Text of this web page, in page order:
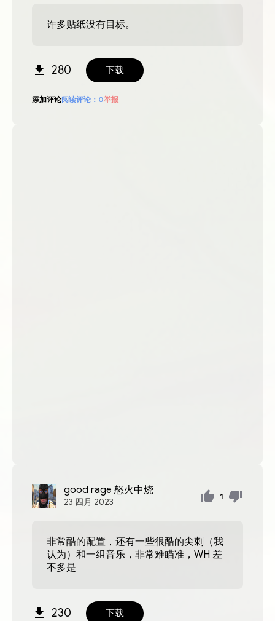
许多贴纸没有目标。
280 下载
添加评论阅读评论： 0举报
good rage 怒火中烧
23 四月 2023
1
非常酷的配置，还有一些很酷的尖刺（我
认为）和一组音乐，非常难瞄准，WH 差
不多是
230 下载